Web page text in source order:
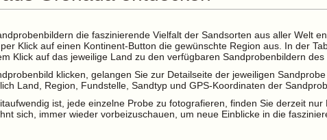
die faszinierende Vielfalt der Sandsorten aus aller Welt
Klick auf einen Kontinent-Button die gewünschte Region aus. In der
Klick auf das jeweilige Land zu den verfügbaren Sandprobenbildern
klicken, gelangen Sie zur Detailseite der jeweiligen
Land, Region, Fundstelle, Sandtyp und GPS-Koordinaten der
ist, jede einzelne Probe zu fotografieren, finden Sie derzeit
sich, immer wieder vorbeizuschauen, um neue Einblicke in die